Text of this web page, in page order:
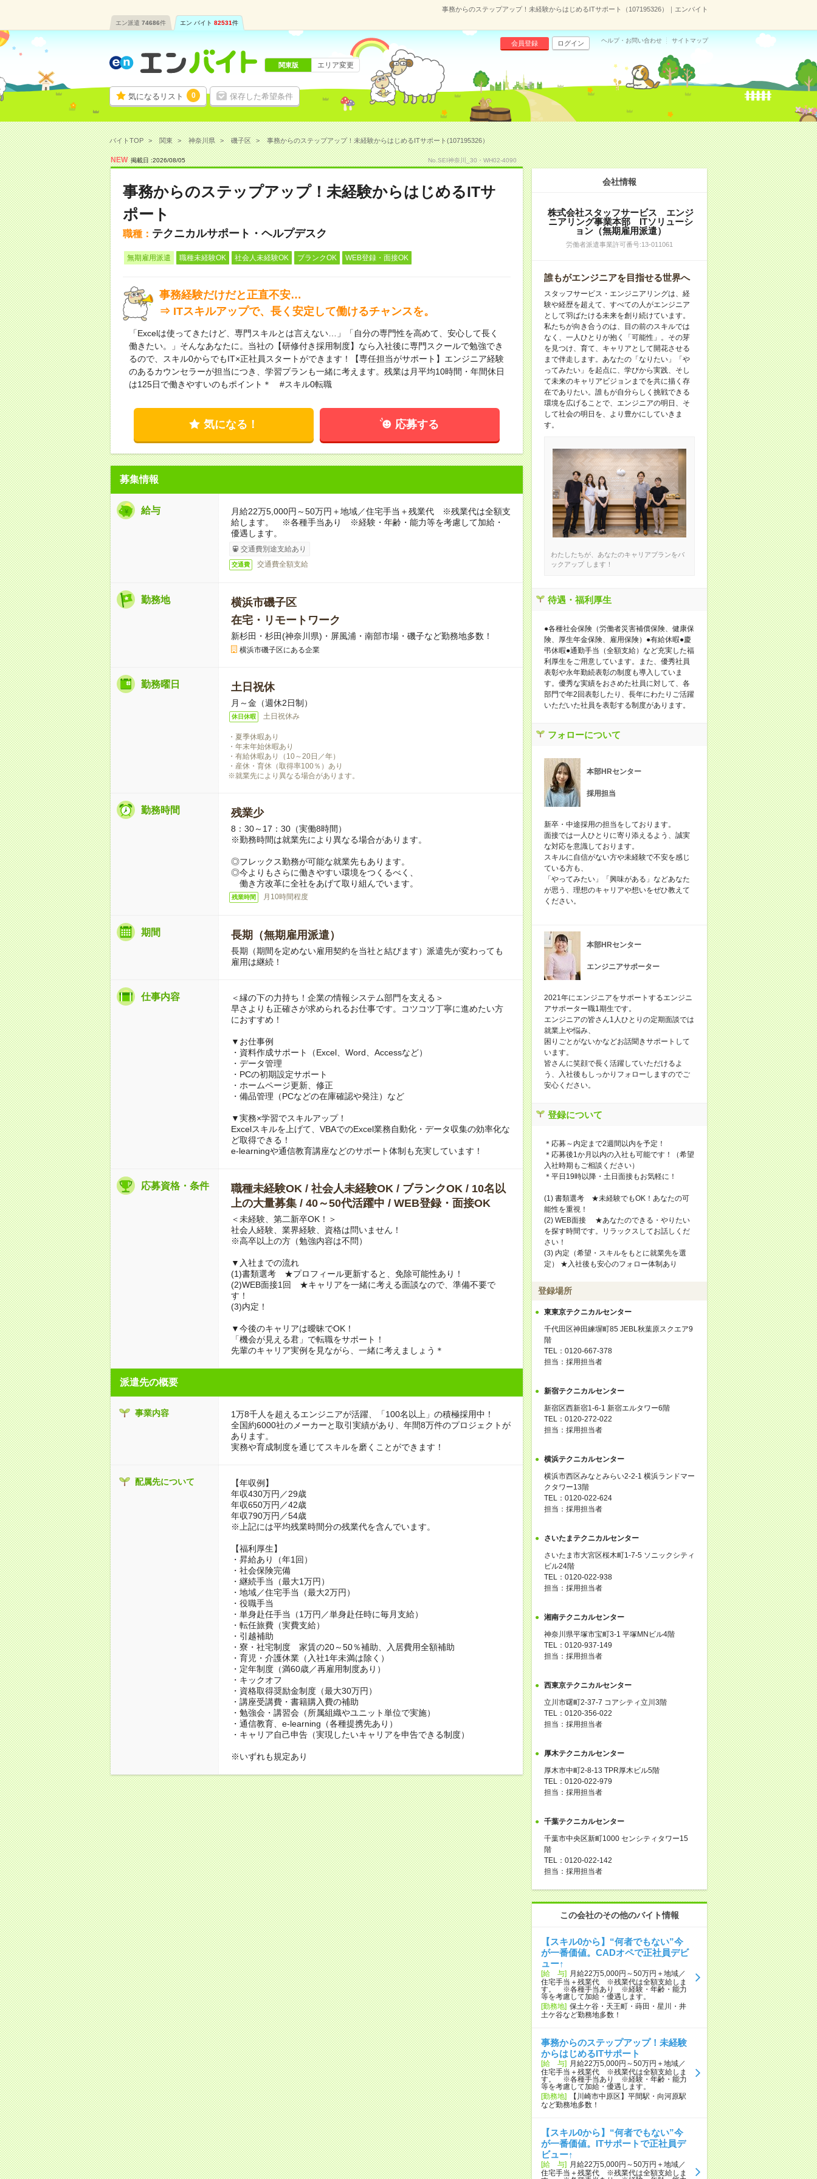
事務からのステップアップ！未経験からはじめるITサポート（107195326）｜エンバイト
エン派遣 74686件 エン バイト 82531件
気になるリスト 0 保存した希望条件
会員登録 ログイン ヘルプ・お問い合わせ サイトマップ
関東版 エリア変更
バイトTOP 関東 神奈川県 磯子区 事務からのステップアップ！未経験からはじめるITサポート(107195326）
NEW 掲載日 :2026/08/05 No.SEI神奈川_30・WH02-4090
事務からのステップアップ！未経験からはじめるITサ
ポート
職種： テクニカルサポート・ヘルプデスク
無期雇用派遣 職種未経験OK 社会人未経験OK ブランクOK WEB登録・面接OK
事務経験だけだと正直不安…
⇒ ITスキルアップで、長く安定して働けるチャンスを。
「Excelは使ってきたけど、専門スキルとは言えない…」「自分の専門性を高めて、安心して長く
働きたい。」そんなあなたに。当社の【研修付き採用制度】なら入社後に専門スクールで勉強でき
るので、スキル0からでもIT×正社員スタートができます！【専任担当がサポート】エンジニア経験
のあるカウンセラーが担当につき、学習プランも一緒に考えます。残業は月平均10時間・年間休日
は125日で働きやすいのもポイント＊ #スキル0転職
気になる！ 応募する
募集情報
給与
月給22万5,000円～50万円＋地域／住宅手当＋残業代 ※残業代は全額支
給します。 ※各種手当あり ※経験・年齢・能力等を考慮して加給・
優遇します。
交通費別途支給あり
交通費 交通費全額支給
勤務地
横浜市磯子区
在宅・リモートワーク
新杉田・杉田(神奈川県)・屏風浦・南部市場・磯子など勤務地多数！
横浜市磯子区にある企業
勤務曜日 土日祝休
月～金（週休2日制）
休日休暇 土日祝休み
・夏季休暇あり
・年末年始休暇あり
・有給休暇あり（10～20日／年）
・産休・育休（取得率100％）あり
※就業先により異なる場合があります。
勤務時間 残業少
8：30～17：30（実働8時間）
※勤務時間は就業先により異なる場合があります。
◎フレックス勤務が可能な就業先もあります。
◎今よりもさらに働きやすい環境をつくるべく、
働き方改革に全社をあげて取り組んでいます。
残業時間 月10時間程度
期間 長期（無期雇用派遣）
長期（期間を定めない雇用契約を当社と結びます）派遣先が変わっても
雇用は継続！
仕事内容
＜縁の下の力持ち！企業の情報システム部門を支える＞
早さよりも正確さが求められるお仕事です。コツコツ丁寧に進めたい方
におすすめ！
▼お仕事例
・資料作成サポート（Excel、Word、Accessなど）
・データ管理
・PCの初期設定サポート
・ホームページ更新、修正
・備品管理（PCなどの在庫確認や発注）など
▼実務×学習でスキルアップ！
Excelスキルを上げて、VBAでのExcel業務自動化・データ収集の効率化な
ど取得できる！
e-learningや通信教育講座などのサポート体制も充実しています！
応募資格・条件
職種未経験OK / 社会人未経験OK / ブランクOK / 10名以
上の大量募集 / 40～50代活躍中 / WEB登録・面接OK
＜未経験、第二新卒OK！＞
社会人経験、業界経験、資格は問いません！
※高卒以上の方（勉強内容は不問）
▼入社までの流れ
(1)書類選考 ★プロフィール更新すると、免除可能性あり！
(2)WEB面接1回 ★キャリアを一緒に考える面談なので、準備不要で
す！
(3)内定！
▼今後のキャリアは曖昧でOK！
「機会が見える君」で転職をサポート！
先輩のキャリア実例を見ながら、一緒に考えましょう＊
派遣先の概要
事業内容
1万8千人を超えるエンジニアが活躍、「100名以上」の積極採用中！
全国約6000社のメーカーと取引実績があり、年間8万件のプロジェクトが
あります。
実務や育成制度を通じてスキルを磨くことができます！
配属先について
【年収例】
年収430万円／29歳
年収650万円／42歳
年収790万円／54歳
※上記には平均残業時間分の残業代を含んでいます。
【福利厚生】
・昇給あり（年1回）
・社会保険完備
・継続手当（最大1万円）
・地域／住宅手当（最大2万円）
・役職手当
・単身赴任手当（1万円／単身赴任時に毎月支給）
・転任旅費（実費支給）
・引越補助
・寮・社宅制度 家賃の20～50％補助、入居費用全額補助
・育児・介護休業（入社1年未満は除く）
・定年制度（満60歳／再雇用制度あり）
・キックオフ
・資格取得奨励金制度（最大30万円）
・講座受講費・書籍購入費の補助
・勉強会・講習会（所属組織やユニット単位で実施）
・通信教育、e-learning（各種提携先あり）
・キャリア自己申告（実現したいキャリアを申告できる制度）
※いずれも規定あり
会社情報
株式会社スタッフサービス エンジ
ニアリング事業本部 ITソリューシ
ョン（無期雇用派遣）
労働者派遣事業許可番号:13-011061
誰もがエンジニアを目指せる世界へ
スタッフサービス・エンジニアリングは、経
験や経歴を超えて、すべての人がエンジニア
として羽ばたける未来を創り続けています。
私たちが向き合うのは、目の前のスキルでは
なく、一人ひとりが抱く「可能性」。その芽
を見つけ、育て、キャリアとして開花させる
まで伴走します。あなたの「なりたい」「や
ってみたい」を起点に、学びから実践、そし
て未来のキャリアビジョンまでを共に描く存
在でありたい。誰もが自分らしく挑戦できる
環境を広げることで、エンジニアの明日、そ
して社会の明日を、より豊かにしていきま
す。
わたしたちが、あなたのキャリアプランをバ
ックアップ します！
待遇・福利厚生
●各種社会保険（労働者災害補償保険、健康保
険、厚生年金保険、雇用保険）●有給休暇●慶
弔休暇●通勤手当（全額支給）など充実した福
利厚生をご用意しています。また、優秀社員
表彰や永年勤続表彰の制度も導入していま
す。優秀な実績をおさめた社員に対して、各
部門で年2回表彰したり、長年にわたりご活躍
いただいた社員を表彰する制度があります。
フォローについて
本部HRセンター
採用担当
新卒・中途採用の担当をしております。
面接では一人ひとりに寄り添えるよう、誠実
な対応を意識しております。
スキルに自信がない方や未経験で不安を感じ
ている方も、
「やってみたい」「興味がある」などあなた
が思う、理想のキャリアや想いをぜひ教えて
ください。
本部HRセンター
エンジニアサポーター
2021年にエンジニアをサポートするエンジニ
アサポーター職1期生です。
エンジニアの皆さん1人ひとりの定期面談では
就業上や悩み、
困りごとがないかなどお話聞きサポートして
います。
皆さんに笑顔で長く活躍していただけるよ
う、入社後もしっかりフォローしますのでご
安心ください。
登録について
＊応募～内定まで2週間以内を予定！
＊応募後1か月以内の入社も可能です！（希望
入社時期もご相談ください）
＊平日19時以降・土日面接もお気軽に！
(1) 書類選考 ★未経験でもOK！あなたの可
能性を重視！
(2) WEB面接 ★あなたのできる・やりたい
を探す時間です。リラックスしてお話しくだ
さい！
(3) 内定（希望・スキルをもとに就業先を選
定） ★入社後も安心のフォロー体制あり
登録場所
東東京テクニカルセンター
千代田区神田練塀町85 JEBL秋葉原スクエア9
階
TEL：0120-667-378
担当：採用担当者
新宿テクニカルセンター
新宿区西新宿1-6-1 新宿エルタワー6階
TEL：0120-272-022
担当：採用担当者
横浜テクニカルセンター
横浜市西区みなとみらい2-2-1 横浜ランドマー
クタワー13階
TEL：0120-022-624
担当：採用担当者
さいたまテクニカルセンター
さいたま市大宮区桜木町1-7-5 ソニックシティ
ビル24階
TEL：0120-022-938
担当：採用担当者
湘南テクニカルセンター
神奈川県平塚市宝町3-1 平塚MNビル4階
TEL：0120-937-149
担当：採用担当者
西東京テクニカルセンター
立川市曙町2-37-7 コアシティ立川3階
TEL：0120-356-022
担当：採用担当者
厚木テクニカルセンター
厚木市中町2-8-13 TPR厚木ビル5階
TEL：0120-022-979
担当：採用担当者
千葉テクニカルセンター
千葉市中央区新町1000 センシティタワー15
階
TEL：0120-022-142
担当：採用担当者
この会社のその他のバイト情報
【スキル0から】“何者でもない”今
が一番価値。CADオペで正社員デビ
ュー↑
[給 与] 月給22万5,000円～50万円＋地域／
住宅手当＋残業代 ※残業代は全額支給しま
す。 ※各種手当あり ※経験・年齢・能力
等を考慮して加給・優遇します。
[勤務地] 保土ケ谷・天王町・蒔田・星川・井
土ケ谷など勤務地多数！
事務からのステップアップ！未経験
からはじめるITサポート
[給 与] 月給22万5,000円～50万円＋地域／
住宅手当＋残業代 ※残業代は全額支給しま
す。 ※各種手当あり ※経験・年齢・能力
等を考慮して加給・優遇します。
[勤務地]
【川崎市中原区】平間駅・向河原駅
など勤務地多数！
【スキル0から】“何者でもない”今
が一番価値。ITサポートで正社員デ
ビュー↑
[給 与] 月給22万5,000円～50万円＋地域／
住宅手当＋残業代 ※残業代は全額支給しま